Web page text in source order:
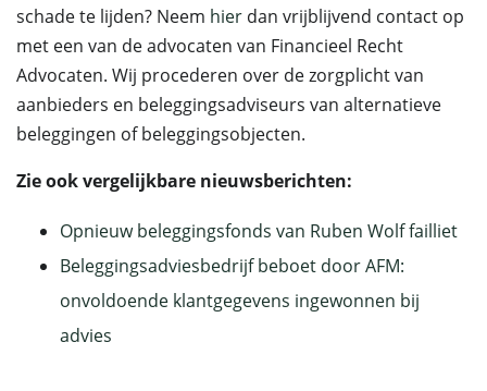
schade te lijden? Neem hier dan vrijblijvend contact op
met een van de advocaten van Financieel Recht
Advocaten. Wij procederen over de zorgplicht van
aanbieders en beleggingsadviseurs van alternatieve
beleggingen of beleggingsobjecten.
Zie ook vergelijkbare nieuwsberichten:
Opnieuw beleggingsfonds van Ruben Wolf failliet
Beleggingsadviesbedrijf beboet door AFM:
onvoldoende klantgegevens ingewonnen bij
advies